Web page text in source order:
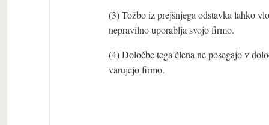
(3) Tožbo iz prejšnjega odstavka lahko
nepravilno uporablja svojo firmo.
(4) Določbe tega člena ne posegajo v
varujejo firmo.